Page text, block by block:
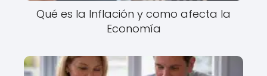
Qué es la Inflación y como afecta la
Economía